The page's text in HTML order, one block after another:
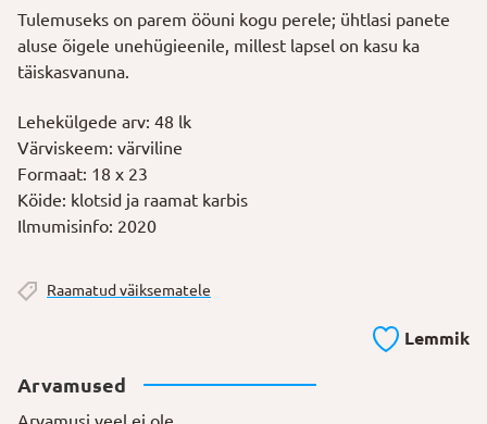
Tulemuseks on parem ööuni kogu perele; ühtlasi panete
aluse õigele unehügieenile, millest lapsel on kasu ka
täiskasvanuna.
Lehekülgede arv: 48 lk
Värviskeem: värviline
Formaat: 18 x 23
Köide: klotsid ja raamat karbis
Ilmumisinfo: 2020
Lemmik
Raamatud väiksematele
Arvamused